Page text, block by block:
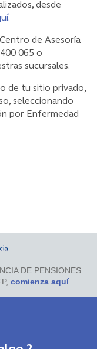
desde
de Asesoría
065 o
sucursales.
de tu sitio privado,
seleccionando
por Enfermedad
DE PENSIONES
comienza aquí.